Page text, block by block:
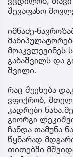
შევაფასო
იმნაძე-
მოაკვლევინეს
გაბაშვილს და
შვილი.
რაც შეეხება
ვფიქრობ,
კადრები
გიორგი
ჩანდა თამუნა
წყნარად
თითებში